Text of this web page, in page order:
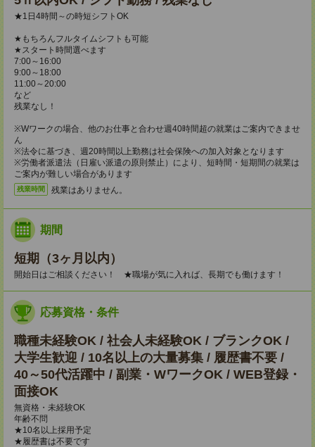
★1日4時間～の時短シフトOK
★もちろんフルタイムシフトも可能
★スタート時間選べます
7:00～16:00
9:00～18:00
11:00～20:00
など
残業なし！
※Wワークの場合、他のお仕事と合わせ週40時間超の就業はご案内できませ
ん
※法令に基づき、週20時間以上勤務は社会保険への加入対象となります
※労働者派遣法（日雇い派遣の原則禁止）により、短時間・短期間の就業は
ご案内が難しい場合があります
残業時間 残業はありません。
期間
短期（3ヶ月以内）
開始日はご相談ください！ ★職場が気に入れば、長期でも働けます！
応募資格・条件
職種未経験OK / 社会人未経験OK / ブランクOK /
大学生歓迎 / 10名以上の大量募集 / 履歴書不要 /
40～50代活躍中 / 副業・WワークOK / WEB登録・
面接OK
無資格・未経験OK
年齢不問
★10名以上採用予定
★履歴書は不要です